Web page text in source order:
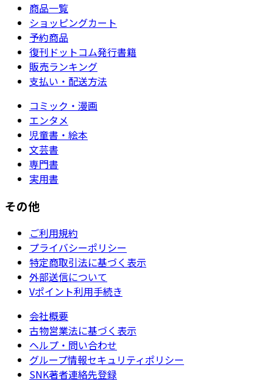
商品一覧
ショッピングカート
予約商品
復刊ドットコム発行書籍
販売ランキング
支払い・配送方法
コミック・漫画
エンタメ
児童書・絵本
文芸書
専門書
実用書
その他
ご利用規約
プライバシーポリシー
特定商取引法に基づく表示
外部送信について
Vポイント利用手続き
会社概要
古物営業法に基づく表示
ヘルプ・問い合わせ
グループ情報セキュリティポリシー
SNK著者連絡先登録